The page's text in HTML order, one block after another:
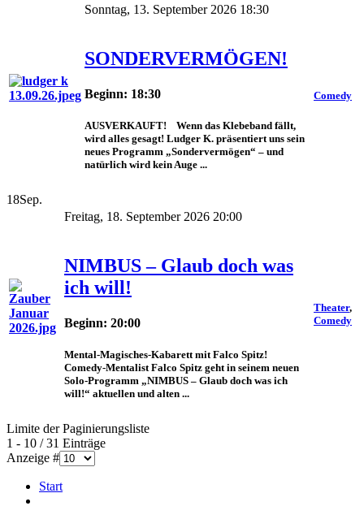
Sonntag, 13. September 2026 18:30
SONDERVERMÖGEN!
Beginn: 18:30
AUSVERKAUFT! Wenn das Klebeband fällt,
wird alles gesagt! Ludger K. präsentiert uns sein
neues Programm „Sondervermögen“ – und
natürlich wird kein Auge ...
Comedy
18Sep.
Freitag, 18. September 2026 20:00
NIMBUS – Glaub doch was
ich will!
Beginn: 20:00
Mental-Magisches-Kabarett mit Falco Spitz!
Comedy-Mentalist Falco Spitz geht in seinem neuen
Solo-Programm „NIMBUS – Glaub doch was ich
will!“ aktuellen und alten ...
Theater,
Comedy
Limite der Paginierungsliste
1 - 10 / 31 Einträge
Anzeige #
Start